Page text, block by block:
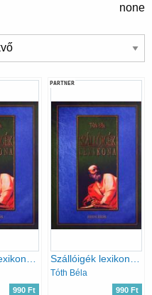
none
990 Ft
PARTNER
Tóth Béla
990 Ft